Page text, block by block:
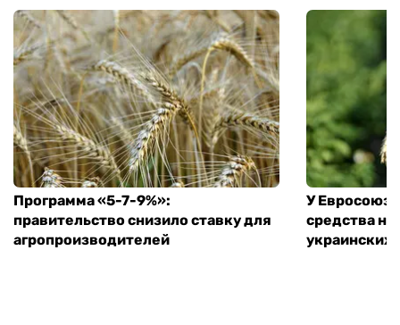
Программа «5-7-9%»:
правительство снизило ставку для
агропроизводителей
У
средства